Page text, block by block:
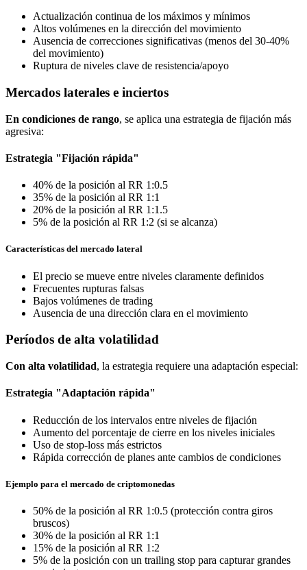
Actualización continua de los máximos y mínimos
Altos volúmenes en la dirección del movimiento
Ausencia de correcciones significativas (menos del 30-40%
del movimiento)
Ruptura de niveles clave de resistencia/apoyo
Mercados laterales e inciertos
En condiciones de rango, se aplica una estrategia de fijación más
agresiva:
Estrategia "Fijación rápida"
40% de la posición al RR 1:0.5
35% de la posición al RR 1:1
20% de la posición al RR 1:1.5
5% de la posición al RR 1:2 (si se alcanza)
Características del mercado lateral
El precio se mueve entre niveles claramente definidos
Frecuentes rupturas falsas
Bajos volúmenes de trading
Ausencia de una dirección clara en el movimiento
Períodos de alta volatilidad
Con alta volatilidad, la estrategia requiere una adaptación especial:
Estrategia "Adaptación rápida"
Reducción de los intervalos entre niveles de fijación
Aumento del porcentaje de cierre en los niveles iniciales
Uso de stop-loss más estrictos
Rápida corrección de planes ante cambios de condiciones
Ejemplo para el mercado de criptomonedas
50% de la posición al RR 1:0.5 (protección contra giros
bruscos)
30% de la posición al RR 1:1
15% de la posición al RR 1:2
5% de la posición con un trailing stop para capturar grandes